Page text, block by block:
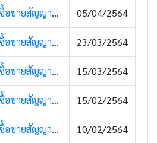
อัตราหลักประกันการซื้อขายสัญญาซื้อขายล่วงหน้า (08 เมษายน 2564) 05/04/2564
อัตราหลักประกันการซื้อขายสัญญาซื้อขายล่วงหน้า (26 มีนาคม 2564) 23/03/2564
อัตราหลักประกันการซื้อขายสัญญาซื้อขายล่วงหน้า (19 มีนาคม 2564) 15/03/2564
อัตราหลักประกันการซื้อขายสัญญาซื้อขายล่วงหน้า (24 กุมภาพันธ์ 2564) 15/02/2564
อัตราหลักประกันการซื้อขายสัญญาซื้อขายล่วงหน้า (11 กุมภาพันธ์ 2564) 10/02/2564